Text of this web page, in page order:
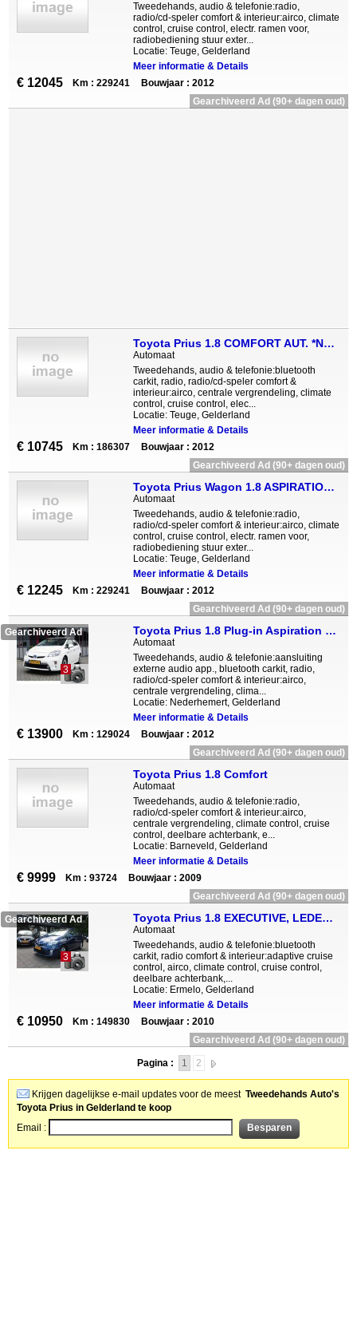
Tweedehands, audio & telefonie:radio,
radio/cd-speler comfort & interieur:airco, climate
control, cruise control, electr. ramen voor,
radiobediening stuur exter...
Locatie: Teuge, Gelderland
Meer informatie & Details
€ 12045 Km : 229241
Bouwjaar : 2012
Gearchiveerd Ad (90+ dagen oud)
Toyota Prius 1.8 COMFORT AUT. *NAVI AIRCO*
Automaat
Tweedehands, audio & telefonie:bluetooth
carkit, radio, radio/cd-speler comfort &
interieur:airco, centrale vergrendeling, climate
control, cruise control, elec...
Locatie: Teuge, Gelderland
Meer informatie & Details
€ 10745 Km : 186307
Bouwjaar : 2012
Gearchiveerd Ad (90+ dagen oud)
Toyota Prius Wagon 1.8 ASPIRATION 96G AUT. *PANO CAMERA NAVI EC
Automaat
Tweedehands, audio & telefonie:radio,
radio/cd-speler comfort & interieur:airco, climate
control, cruise control, electr. ramen voor,
radiobediening stuur exter...
Locatie: Teuge, Gelderland
Meer informatie & Details
€ 12245 Km : 229241
Bouwjaar : 2012
Gearchiveerd Ad (90+ dagen oud)
Gearchiveerd Ad
3
Toyota Prius 1.8 Plug-in Aspiration Navi Camera incl. BTW!
Automaat
Tweedehands, audio & telefonie:aansluiting
externe audio app., bluetooth carkit, radio,
radio/cd-speler comfort & interieur:airco,
centrale vergrendeling, clima...
Locatie: Nederhemert, Gelderland
Meer informatie & Details
€ 13900 Km : 129024
Bouwjaar : 2012
Gearchiveerd Ad (90+ dagen oud)
Toyota Prius 1.8 Comfort
Automaat
Tweedehands, audio & telefonie:radio,
radio/cd-speler comfort & interieur:airco,
centrale vergrendeling, climate control, cruise
control, deelbare achterbank, e...
Locatie: Barneveld, Gelderland
Meer informatie & Details
€ 9999 Km : 93724
Bouwjaar : 2009
Gearchiveerd Ad (90+ dagen oud)
Gearchiveerd Ad
3
Toyota Prius 1.8 EXECUTIVE, LEDER, NAVI, PANO, SOLAR ROOF
Automaat
Tweedehands, audio & telefonie:bluetooth
carkit, radio comfort & interieur:adaptive cruise
control, airco, climate control, cruise control,
deelbare achterbank,...
Locatie: Ermelo, Gelderland
Meer informatie & Details
€ 10950 Km : 149830
Bouwjaar : 2010
Gearchiveerd Ad (90+ dagen oud)
Pagina : 1 2
Krijgen dagelijkse e-mail updates voor de meest Tweedehands Auto's
Toyota Prius in Gelderland te koop
Email :